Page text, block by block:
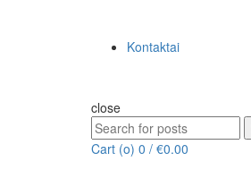
Kontaktai
close
Search
for:
Cart (o) 0 / €0.00